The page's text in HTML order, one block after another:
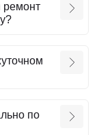
ремонт
по